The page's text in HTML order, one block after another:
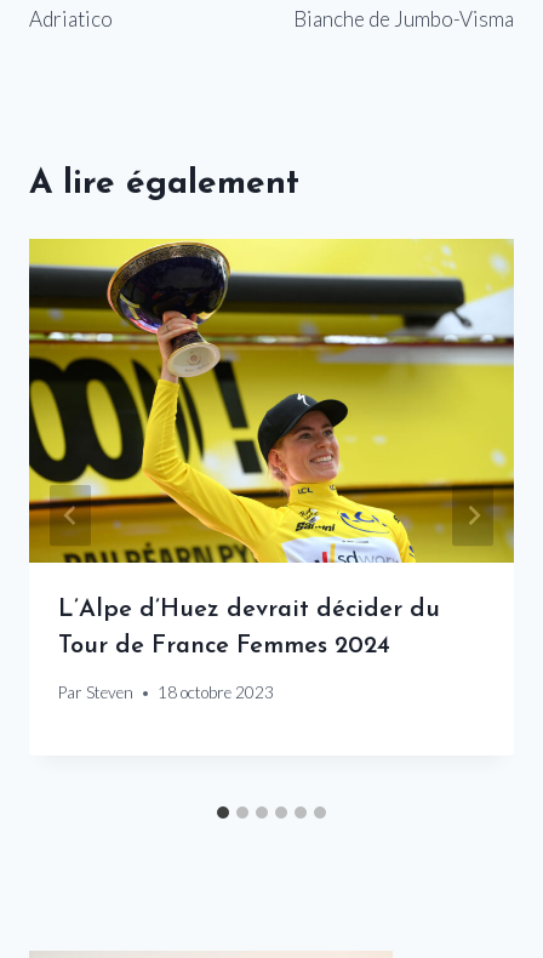
Adriatico
Bianche de Jumbo-Visma
A lire également
L’Alpe d’Huez devrait décider du
Tour de France Femmes 2024
Par Steven 18 octobre 2023